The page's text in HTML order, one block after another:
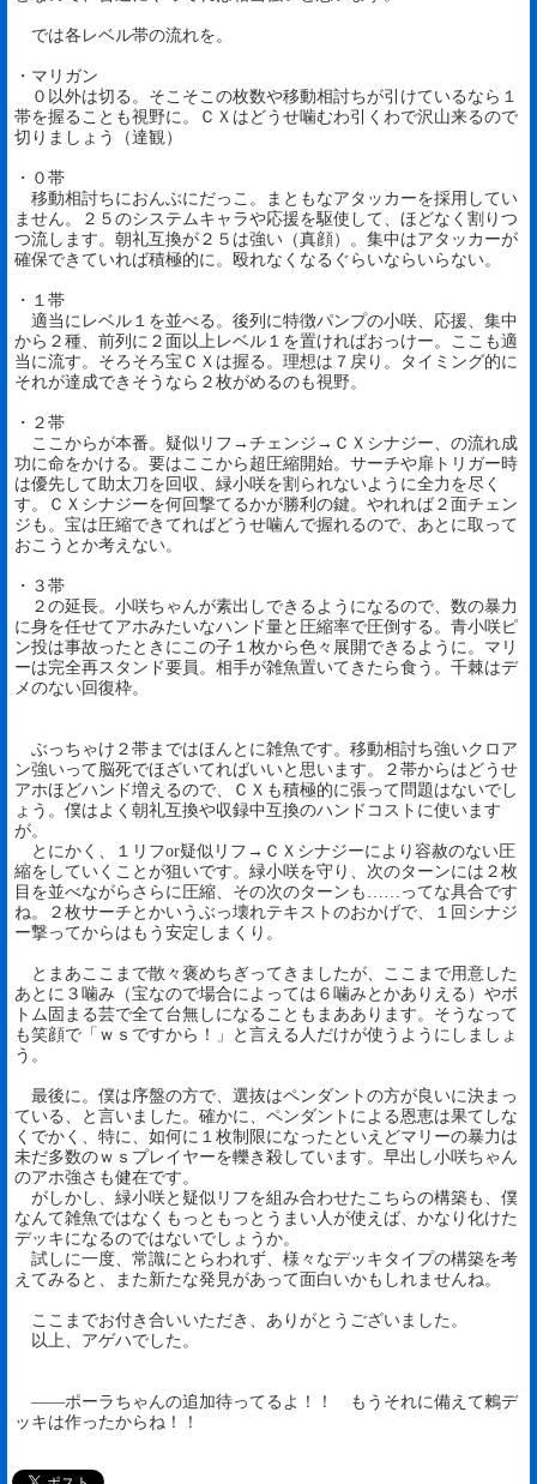
では各レベル帯の流れを。
・マリガン
０以外は切る。そこそこの枚数や移動相討ちが引けているなら１
帯を握ることも視野に。ＣＸはどうせ噛むわ引くわで沢山来るので
切りましょう（達観）
・０帯
移動相討ちにおんぶにだっこ。まともなアタッカーを採用してい
ません。２５のシステムキャラや応援を駆使して、ほどなく割りつ
つ流します。朝礼互換が２５は強い（真顔）。集中はアタッカーが
確保できていれば積極的に。殴れなくなるぐらいならいらない。
・１帯
適当にレベル１を並べる。後列に特徴パンプの小咲、応援、集中
から２種、前列に２面以上レベル１を置ければおっけー。ここも適
当に流す。そろそろ宝ＣＸは握る。理想は７戻り。タイミング的に
それが達成できそうなら２枚がめるのも視野。
・２帯
ここからが本番。疑似リフ→チェンジ→ＣＸシナジー、の流れ成
功に命をかける。要はここから超圧縮開始。サーチや扉トリガー時
は優先して助太刀を回収、緑小咲を割られないように全力を尽く
す。ＣＸシナジーを何回撃てるかが勝利の鍵。やれれば２面チェン
ジも。宝は圧縮できてればどうせ噛んで握れるので、あとに取って
おこうとか考えない。
・３帯
２の延長。小咲ちゃんが素出しできるようになるので、数の暴力
に身を任せてアホみたいなハンド量と圧縮率で圧倒する。青小咲ピ
ン投は事故ったときにこの子１枚から色々展開できるように。マリ
ーは完全再スタンド要員。相手が雑魚置いてきたら食う。千棘はデ
メのない回復枠。
ぶっちゃけ２帯まではほんとに雑魚です。移動相討ち強いクロア
ン強いって脳死でほざいてればいいと思います。２帯からはどうせ
アホほどハンド増えるので、ＣＸも積極的に張って問題はないでし
ょう。僕はよく朝礼互換や収録中互換のハンドコストに使います
が。
とにかく、１リフor疑似リフ→ＣＸシナジーにより容赦のない圧
縮をしていくことが狙いです。緑小咲を守り、次のターンには２枚
目を並べながらさらに圧縮、その次のターンも……ってな具合です
ね。２枚サーチとかいうぶっ壊れテキストのおかげで、１回シナジ
ー撃ってからはもう安定しまくり。
とまあここまで散々褒めちぎってきましたが、ここまで用意した
あとに３噛み（宝なので場合によっては６噛みとかありえる）やボ
トム固まる芸で全て台無しになることもまああります。そうなって
も笑顔で「ｗｓですから！」と言える人だけが使うようにしましょ
う。
最後に。僕は序盤の方で、選抜はペンダントの方が良いに決まっ
ている、と言いました。確かに、ペンダントによる恩恵は果てしな
くでかく、特に、如何に１枚制限になったといえどマリーの暴力は
未だ多数のｗｓプレイヤーを轢き殺しています。早出し小咲ちゃん
のアホ強さも健在です。
がしかし、緑小咲と疑似リフを組み合わせたこちらの構築も、僕
なんて雑魚ではなくもっともっとうまい人が使えば、かなり化けた
デッキになるのではないでしょうか。
試しに一度、常識にとらわれず、様々なデッキタイプの構築を考
えてみると、また新たな発見があって面白いかもしれませんね。
ここまでお付き合いいただき、ありがとうございました。
以上、アゲハでした。
――ポーラちゃんの追加待ってるよ！！ もうそれに備えて鶫デ
ッキは作ったからね！！